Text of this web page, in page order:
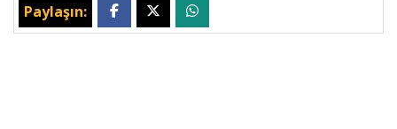
Paylaşın: